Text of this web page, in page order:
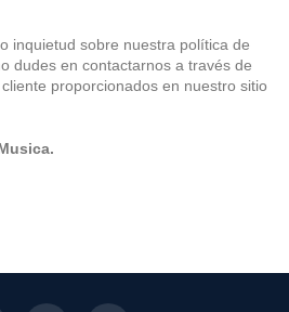
inquietud sobre nuestra política de
dudes en contactarnos a través de
proporcionados en nuestro sitio